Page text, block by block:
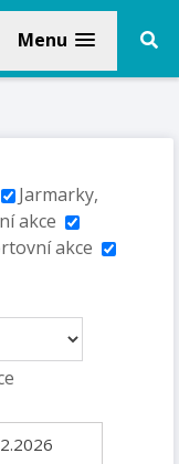
Menu
Jarmarky,
akce
akce